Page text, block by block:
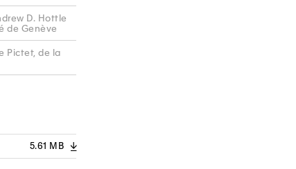
D. Hottle
de Genève
Pictet, de la
A
5.61 MB